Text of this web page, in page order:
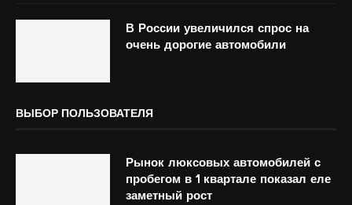
В России увеличился спрос на
очень дорогие автомобили
ВЫБОР ПОЛЬЗОВАТЕЛЯ
Рынок люксовых автомобилей с
пробегом в 1 квартале показал еле
заметный рост